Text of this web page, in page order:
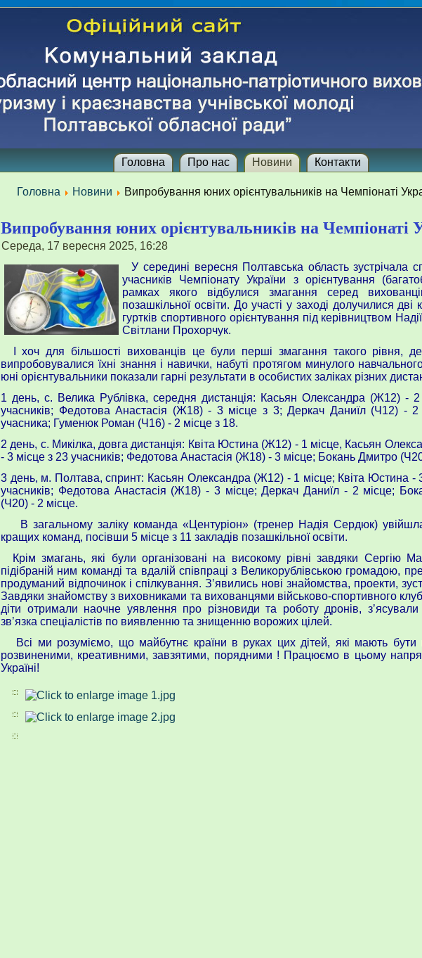
Головна Про нас Новини Контакти
Головна Новини Випробування юних орієнтувальників на Чемпіонаті
Випробування юних орієнтувальників на Чемпіонаті
Середа, 17 вересня 2025, 16:28
У середині вересня Полтавська область зустрічала
учасників Чемпіонату України з орієнтування
рамках якого відбулися змагання серед
позашкільної освіти. До участі у заході долучилися дві
гуртків спортивного орієнтування під керівництвом
Світлани Прохорчук.
І хоч для більшості вихованців це були перші змагання такого рівня,
випробовувалися їхні знання і навички, набуті протягом минулого
юні орієнтувальники показали гарні результати в особистих заліках різних
1 день, с. Велика Рублівка, середня дистанція: Касьян Олександра (Ж12) -
учасників; Федотова Анастасія (Ж18) - 3 місце з 3; Деркач Даниїл (Ч12) - 2
учасника; Гуменюк Роман (Ч16) - 2 місце з 18.
2 день, с. Микілка, довга дистанція: Квіта Юстина (Ж12) - 1 місце, Касьян
- 3 місце з 23 учасників; Федотова Анастасія (Ж18) - 3 місце; Бокань Дмитро
3 день, м. Полтава, спринт: Касьян Олександра (Ж12) - 1 місце; Квіта Юстина -
учасників; Федотова Анастасія (Ж18) - 3 місце; Деркач Даниїл - 2 місце;
(Ч20) - 2 місце.
В загальному заліку команда «Центуріон» (тренер Надія Сердюк)
кращих команд, посівши 5 місце з 11 закладів позашкільної освіти.
Крім змагань, які були організовані на високому рівні завдяки Сергію
підібраній ним команді та вдалій співпраці з Великорублівською громадою,
продуманий відпочинок і спілкування. Зʼявились нові знайомства, проекти,
Завдяки знайомству з виховниками та вихованцями військово-спортивного
діти отримали наочне уявлення про різновиди та роботу дронів,
звʼязка спеціалістів по виявленню та знищенню ворожих цілей.
Всі ми розуміємо, що майбутнє країни в руках цих дітей, які мають бути
розвиненими, креативними, завзятими, порядними ! Працюємо в цьому
Україні!